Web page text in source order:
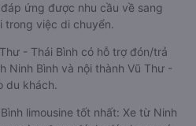
ứng được nhu cầu về sang
trong việc di chuyển.
- Thái Bình có hỗ trợ đón/trả
Ninh Bình và nội thành Vũ Thư -
du khách.
limousine tốt nhất: Xe từ Ninh